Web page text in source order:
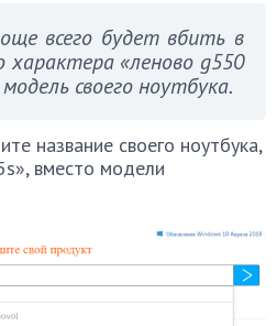
всего будет вбить в
характера «леново g550
своего ноутбука.
название своего ноутбука,
вместо модели